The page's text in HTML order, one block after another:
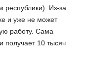
республики). Из-за
и уже не может
работу. Сама
получает 10 тысяч